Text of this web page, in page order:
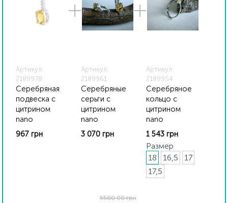
Артикул:
2189978
Серебряная
подвеска с
цитрином
nano
967 грн
Артикул:
2189961
Серебряные
серьги с
цитрином
nano
3 070 грн
Артикул:
2189954
Серебряное
кольцо с
цитрином
nano
1 543 грн
Размер
18
16,5
17
17,5
5580.00 грн